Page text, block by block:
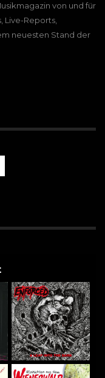
von und für
Live-Reports,
neuesten Stand der